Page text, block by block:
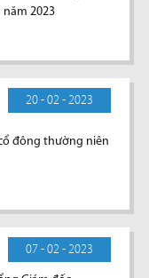
2023
20 - 02 - 2023
đông thường niên
07 - 02 - 2023